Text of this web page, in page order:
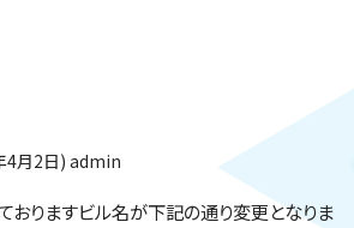
4月2日) admin
おりますビル名が下記の通り変更となりま